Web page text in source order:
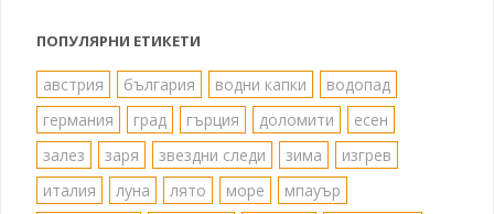
ПОПУЛЯРНИ ЕТИКЕТИ
австрия българия водни капки
водопад
германия
град гърция доломити
есен
залез
заря звездни следи зима
изгрев
италия
луна лято море
мпауър